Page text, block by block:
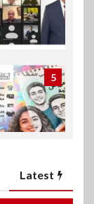
5
6
Latest